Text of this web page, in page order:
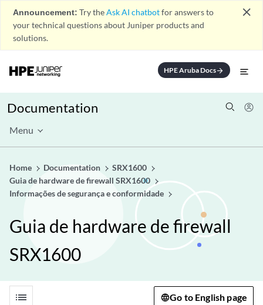
Announcement: Try theAsk AI chatbotfor answers to
your technical questions about Juniper products and
solutions.
close
HPE Aruba Docsarrow_forward
Documentation
Menu
Home Documentation
SRX1600
Guia de hardware de firewall SRX1600
Informações de segurança e conformidade
Guia de hardware de firewall
SRX1600
list Go to English page